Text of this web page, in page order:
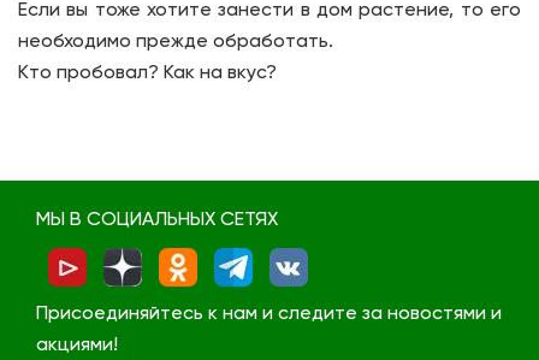
Если вы тоже хотите занести в дом растение, то его
необходимо прежде обработать.
Кто пробовал? Как на вкус?
МЫ В СОЦИАЛЬНЫХ СЕТЯХ
Присоединяйтесь к нам и следите за новостями и
акциями!